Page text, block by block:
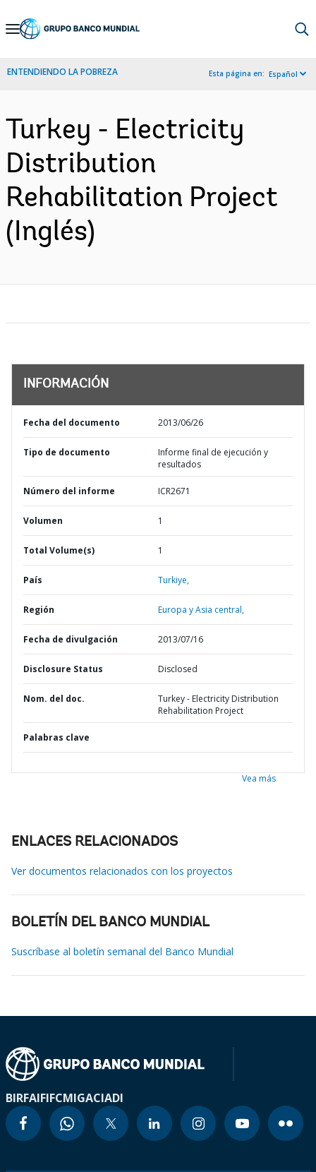
Skip
Navigation
ENTENDIENDO LA POBREZA Esta página en: Español
Turkey - Electricity
Distribution
Rehabilitation Project
(Inglés)
INFORMACIÓN
Fecha del documento 2013/06/26
Tipo de documento
Informe final de ejecución y
resultados
Número del informe ICR2671
Volumen 1
Total Volume(s) 1
País Turkiye,
Región Europa y Asia central,
Fecha de divulgación 2013/07/16
Disclosure Status Disclosed
Nom. del doc.
Turkey - Electricity Distribution
Rehabilitation Project
Palabras clave
Vea más
ENLACES RELACIONADOS
Ver documentos relacionados con los proyectos
BOLETÍN DEL BANCO MUNDIAL
Suscríbase al boletín semanal del Banco Mundial
BIRFAIFIFCMIGACIADI